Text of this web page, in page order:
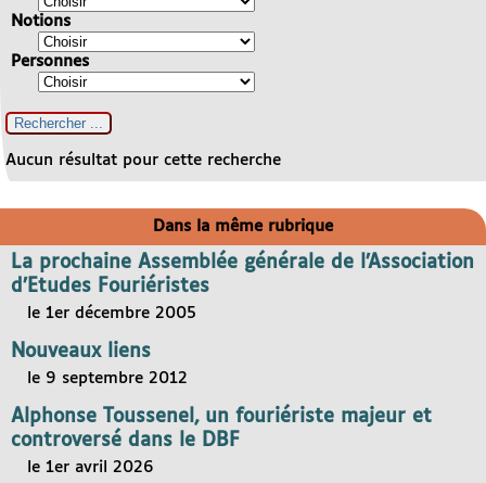
Notions
Personnes
Aucun résultat pour cette recherche
Dans la même rubrique
La prochaine Assemblée générale de l’Association
d’Etudes Fouriéristes
le 1er décembre 2005
Nouveaux liens
le 9 septembre 2012
Alphonse Toussenel, un fouriériste majeur et
controversé dans le DBF
le 1er avril 2026